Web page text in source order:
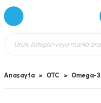
Anasayfa OTC Omega-